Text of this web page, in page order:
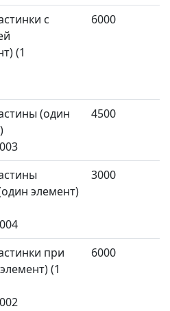
с
(1
6000
(один
4500
элемент)
3000
при
(1
6000